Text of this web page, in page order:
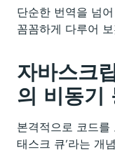
단순한 번역을 넘
꼼꼼하게 다루어
자바스크
의 비동기
본격적으로 코드를
태스크 큐’라는 개